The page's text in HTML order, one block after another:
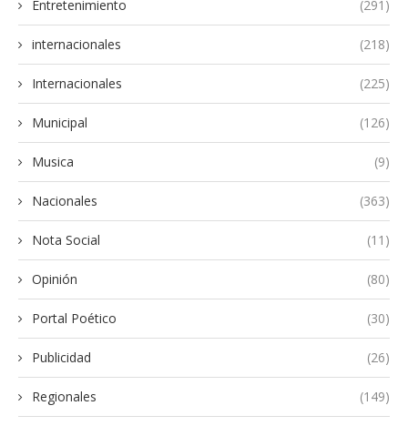
Entretenimiento (291)
internacionales (218)
Internacionales (225)
Municipal (126)
Musica (9)
Nacionales (363)
Nota Social (11)
Opinión (80)
Portal Poético (30)
Publicidad (26)
Regionales (149)